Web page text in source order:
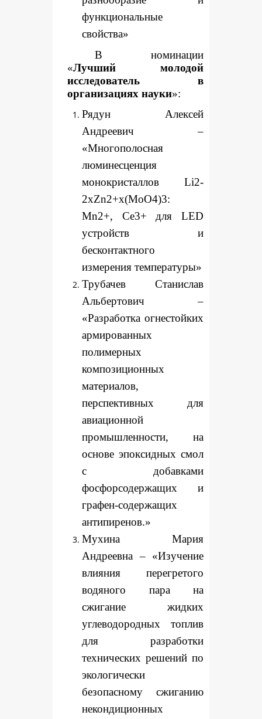
функциональные
свойства»
В номинации
«Лучший молодой
исследователь в
организациях науки»:
Рядун Алексей
Андреевич –
«Многополосная
люминесценция
монокристаллов Li2-
2xZn2+x(MoO4)3:
Mn2+, Ce3+ для LED
устройств и
бесконтактного
измерения температуры»
Трубачев Станислав
Альбертович –
«Разработка огнестойких
армированных
полимерных
композиционных
материалов,
перспективных для
авиационной
промышленности, на
основе эпоксидных смол
с добавками
фосфорсодержащих и
графен-содержащих
антипиренов.»
Мухина Мария
Андреевна – «Изучение
влияния перегретого
водяного пара на
сжигание жидких
углеводородных топлив
для разработки
технических решений по
экологически
безопасному сжиганию
некондиционных